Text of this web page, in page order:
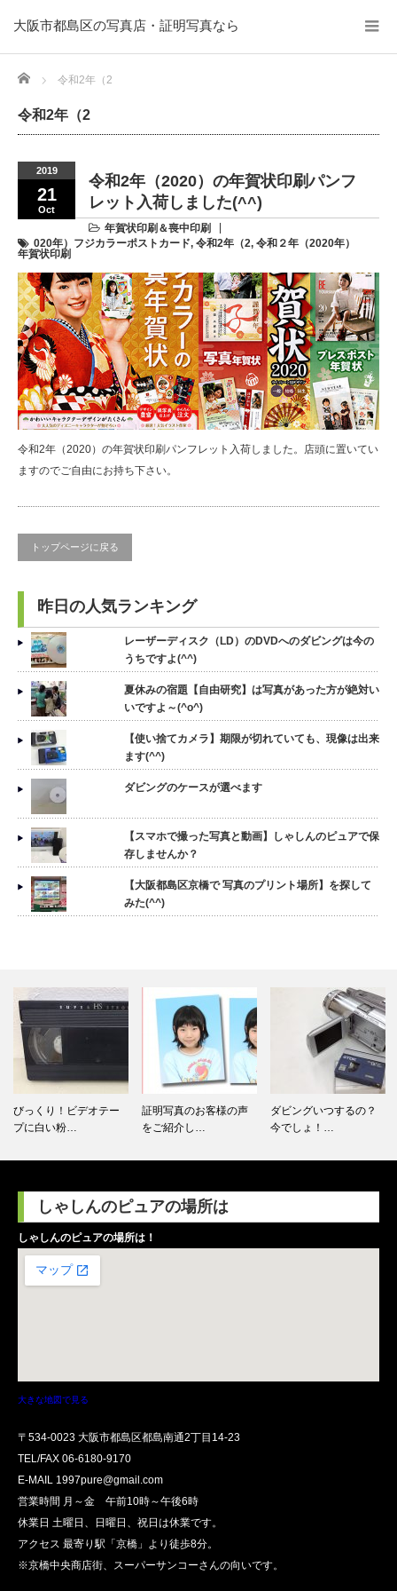
大阪市都島区の写真店・証明写真なら
Home 令和2年（2
令和2年（2
2019
21
Oct
令和2年（2020）の年賀状印刷パンフ
レット入荷しました(^^)
年賀状印刷＆喪中印刷
020年）フジカラーポストカード, 令和2年（2, 令和２年（2020年）
年賀状印刷
令和2年（2020）の年賀状印刷パンフレット入荷しました。店頭に置いてい
ますのでご自由にお持ち下さい。
トップページに戻る
昨日の人気ランキング
レーザーディスク（LD）のDVDへのダビングは今の
うちですよ(^^)
夏休みの宿題【自由研究】は写真があった方が絶対い
いですよ～(^o^)
【使い捨てカメラ】期限が切れていても、現像は出来
ます(^^)
ダビングのケースが選べます
【スマホで撮った写真と動画】しゃしんのピュアで保
存しませんか？
【大阪都島区京橋で 写真のプリント場所】を探して
みた(^^)
びっくり！ビデオテー
プに白い粉…
証明写真のお客様の声
をご紹介し…
ダビングいつするの？
今でしょ！…
しゃしんのピュアの場所は
しゃしんのピュアの場所は！
大きな地図で見る
〒534-0023 大阪市都島区都島南通2丁目14-23
TEL/FAX 06-6180-9170
E-MAIL 1997pure@gmail.com
営業時間 月～金 午前10時～午後6時
休業日 土曜日、日曜日、祝日は休業です。
アクセス 最寄り駅「京橋」より徒歩8分。
※京橋中央商店街、スーパーサンコーさんの向いです。